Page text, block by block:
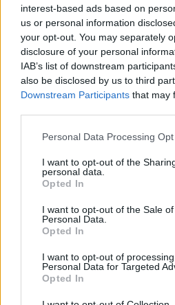
interest-based ads based on
us or personal information
your opt-out. You may separately
disclosure of your personal
IAB’s list of downstream
also be disclosed by us to third
Downstream Participants that may
Personal Data Processing
I want to opt-out of the
personal data.
Opted In
I want to opt-out of the Sale
Personal Data.
Opted In
I want to opt-out of
Personal Data for Targeted
Opted In
Žinios | Pasaulis
Šimtai žmonių ir religinių grupių
nepritaria abortų
tik vakcinos padės įveikti
Katalikai džiūgauja: pirmąkart
popiežius Pranciškus
Žinios | Pasaulis